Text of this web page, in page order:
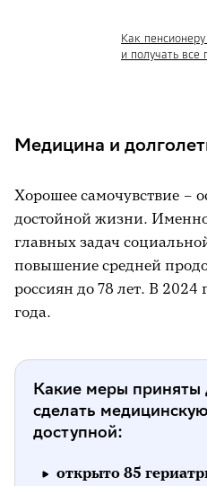
Как
и получать все
Медицина и
Хорошее самочувствие –
достойной жизни.
главных задач
повышение средней
россиян до 78 лет. В 2024
года.
Какие меры приняты
сделать
доступной:
открыто 85